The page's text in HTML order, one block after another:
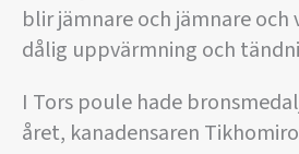
blir jämnare och jämnare och
dålig uppvärmning och
I Tors poule hade
året, kanadensaren